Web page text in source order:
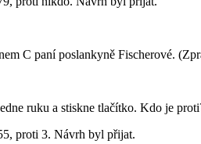
C paní poslankyně Fischerové.
ruku a stiskne tlačítko. Kdo je
proti 3. Návrh byl přijat.